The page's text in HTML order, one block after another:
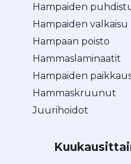
Hampaiden
Hampaiden valkaisu
Hampaan poisto
Hammaslaminaatit
Hampaiden
Hammaskruunut
Juurihoidot